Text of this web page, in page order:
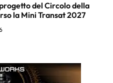
del Circolo della
la Mini Transat 2027